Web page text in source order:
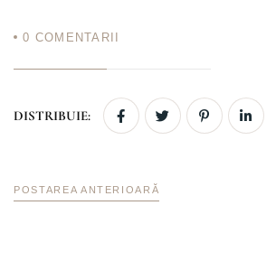
0 COMENTARII
DISTRIBUIE:
POSTAREA ANTERIOARĂ